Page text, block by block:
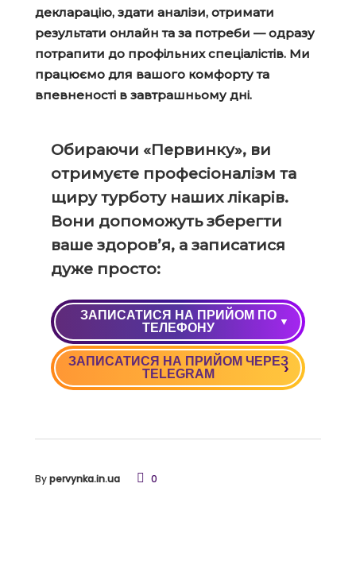
декларацію, здати аналізи, отримати
результати онлайн та за потреби — одразу
потрапити до профільних спеціалістів. Ми
працюємо для вашого комфорту та
впевненості в завтрашньому дні.
Обираючи «Первинку», ви
отримуєте професіоналізм та
щиру турботу наших лікарів.
Вони допоможуть зберегти
ваше здоров’я, а записатися
дуже просто:
ЗАПИСАТИСЯ НА ПРИЙОМ ПО
ТЕЛЕФОНУ
+38 (050) 037 09 90
ЗАПИСАТИСЯ НА ПРИЙОМ ЧЕРЕЗ
TELEGRAM
Bypervynka.in.ua 0